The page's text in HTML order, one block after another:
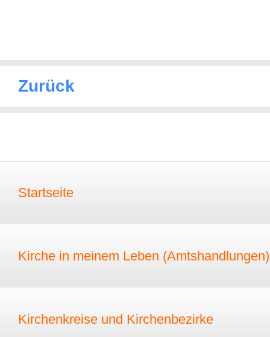
Zurück
Startseite
Kirche in meinem Leben (Amtshandlungen)
Kirchenkreise und Kirchenbezirke